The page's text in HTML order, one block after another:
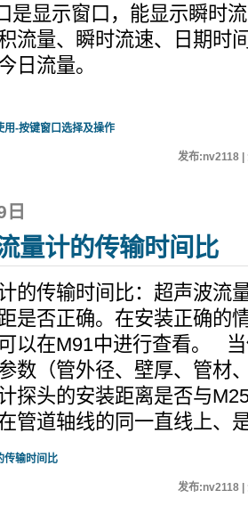
是显示窗口，能显示瞬时
流量、瞬时流速、日期时
日流量。
用-按键窗口选择及操作
发布:nv2118 |
量计的传输时间比
的传输时间比：超声波流
是否正确。在安装正确的
以在M91中进行查看。
数（管外径、壁厚、管材
探头的安装距离是否与
管道轴线的同一直线上、
传输时间比
发布:nv2118 |